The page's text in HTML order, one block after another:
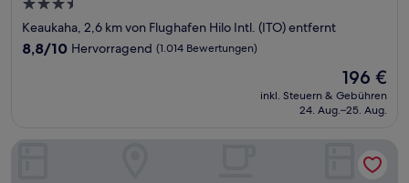
3.5-
Sterne-
Unterkunft
Keaukaha, 2,6 km von Flughafen Hilo Intl. (ITO) entfernt
8.8
8,8/10 Hervorragend (1.014 Bewertungen)
Der
Preis
beträgt
196 €
inkl. Steuern & Gebühren
24. Aug.–25. Aug.
Hilo Reeds Bay Hotel